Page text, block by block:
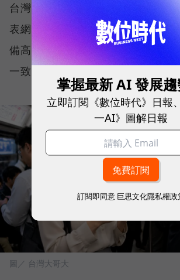
台灣大哥大能同時拿下這兩項全台
表網路速度表現優異，更證明其網
備高度穩定性與韌性，能在各種使
一致且可靠的連線品質。
圖／ 台灣大哥大
掌握最新 AI 發展趨
立即訂閱《數位時代》日報
一AI》圖解日報
訂閱即同意 巨思文化隱私權政